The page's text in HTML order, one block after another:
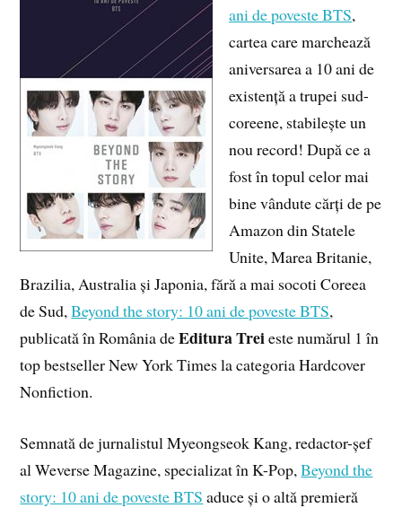
ani de poveste BTS,
cartea care marchează
aniversarea a 10 ani de
existență a trupei sud-
coreene, stabilește un
nou record! După ce a
fost în topul celor mai
bine vândute cărți de pe
Amazon din Statele
Unite, Marea Britanie,
Brazilia, Australia și Japonia, fără a mai socoti Coreea
de Sud,Beyond the story: 10 ani de poveste BTS,
publicată în România deEditura Treieste numărul 1 în
top bestseller New York Times la categoria Hardcover
Nonfiction.
Semnată de jurnalistul Myeongseok Kang, redactor-șef
al Weverse Magazine, specializat în K-Pop,Beyond the
story: 10 ani de poveste BTS aduce și o altă premieră